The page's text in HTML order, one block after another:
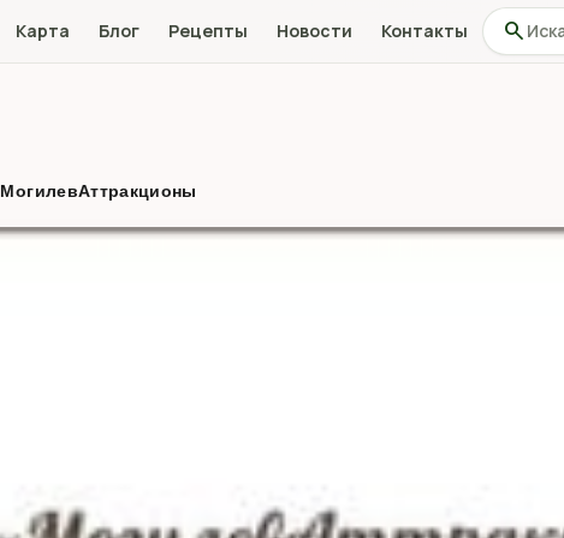
Карта Блог Рецепты Новости Контакты Поиск по
search
МогилевАттракционы